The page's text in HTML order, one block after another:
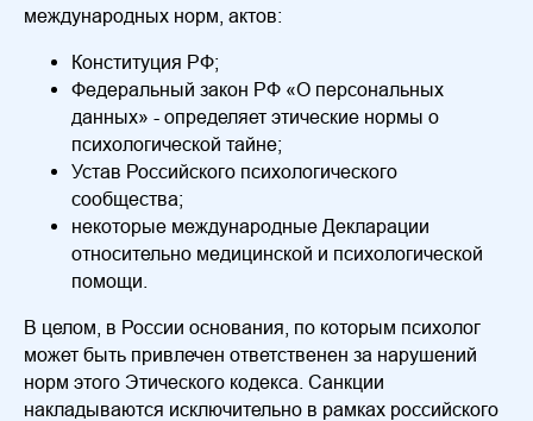
международных норм, актов:
Конституция РФ;
Федеральный закон РФ «О персональных
данных» - определяет этические нормы о
психологической тайне;
Устав Российского психологического
сообщества;
некоторые международные Декларации
относительно медицинской и психологической
помощи.
В целом, в России основания, по которым психолог
может быть привлечен ответственен за нарушений
норм этого Этического кодекса. Санкции
накладываются исключительно в рамках российского